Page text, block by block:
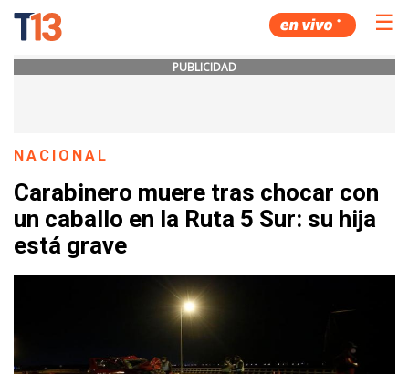
☰
PUBLICIDAD
NACIONAL
Carabinero muere tras chocar con
un caballo en la Ruta 5 Sur: su hija
está grave